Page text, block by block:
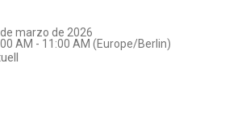
marzo de 2026
AM - 11:00 AM (Europe/Berlin)